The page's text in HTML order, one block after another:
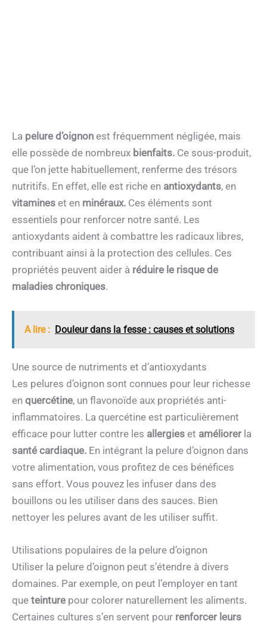
La pelure d’oignon est fréquemment négligée, mais
elle possède de nombreux bienfaits. Ce sous-produit,
que l’on jette habituellement, renferme des trésors
nutritifs. En effet, elle est riche en antioxydants, en
vitamines et en minéraux. Ces éléments sont
essentiels pour renforcer notre santé. Les
antioxydants aident à combattre les radicaux libres,
contribuant ainsi à la protection des cellules. Ces
propriétés peuvent aider à réduire le risque de
maladies chroniques.
A lire : Douleur dans la fesse : causes et solutions
Une source de nutriments et d’antioxydants
Les pelures d’oignon sont connues pour leur richesse
en quercétine, un flavonoïde aux propriétés anti-
inflammatoires. La quercétine est particulièrement
efficace pour lutter contre les allergies et améliorerla
santé cardiaque. En intégrant la pelure d’oignon dans
votre alimentation, vous profitez de ces bénéfices
sans effort. Vous pouvez les infuser dans des
bouillons ou les utiliser dans des sauces. Bien
nettoyer les pelures avant de les utiliser suffit.
Utilisations populaires de la pelure d’oignon
Utiliser la pelure d’oignon peut s’étendre à divers
domaines. Par exemple, on peut l’employer en tant
que teinture pour colorer naturellement les aliments.
Certaines cultures s’en servent pour renforcer leurs